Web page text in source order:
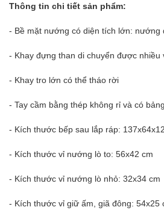
Thông tin chi tiết sản phẩm:
- Bề mặt nướng có diện tích lớn: nướng
- Khay đựng than di chuyển được
- Khay tro lớn có thể tháo rời
- Tay cầm bằng thép không rỉ và có
- Kích thước bếp sau lắp ráp:
- Kích thước vỉ nướng lò to: 56x42 cm
- Kích thước vỉ nướng lò nhỏ: 32x34 cm
- Kích thước vỉ giữ ấm, giã đông: 54x25